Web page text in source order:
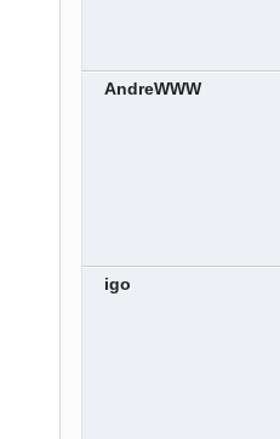
AndreWWW
igo